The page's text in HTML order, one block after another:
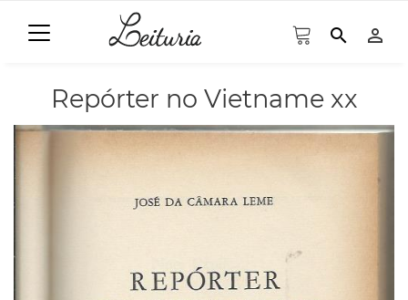
search person_outline
Repórter no Vietname xx